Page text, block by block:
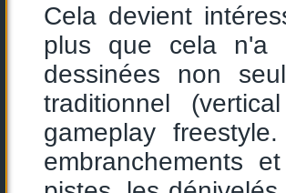
Cela devient
plus que cela n'a
dessinées non
traditionnel
gameplay
embranchements